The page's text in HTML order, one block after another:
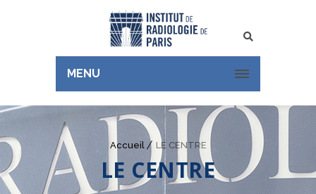
Rechercher
MENU
Accueil LE CENTRE
LE CENTRE